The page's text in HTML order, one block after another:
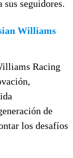
seguidores.
Williams
Racing
de
los desafíos